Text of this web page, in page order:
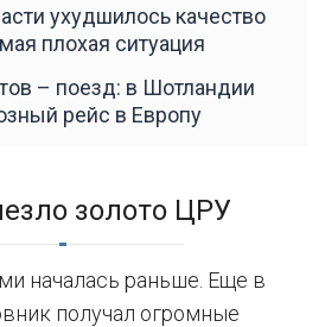
ухудшилось качество
плохая ситуация
– поезд: в Шотландии
рейс в Европу
золото ЦРУ
началась раньше. Еще в
получал огромные